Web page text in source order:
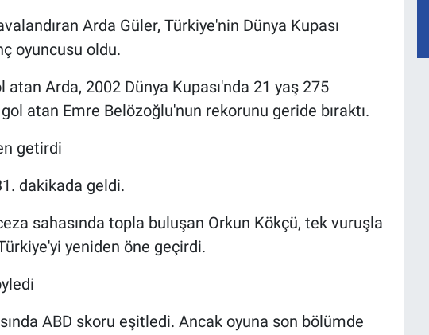
Arda Güler, Türkiye'nin Dünya Kupası
oyuncusu oldu.
Arda, 2002 Dünya Kupası'nda 21 yaş 275
atan Emre Belözoğlu'nun rekorunu geride bıraktı.
getirdi
dakikada geldi.
sahasında topla buluşan Orkun Kökçü, tek vuruşla
yeniden öne geçirdi.
ABD skoru eşitledi. Ancak oyuna son bölümde